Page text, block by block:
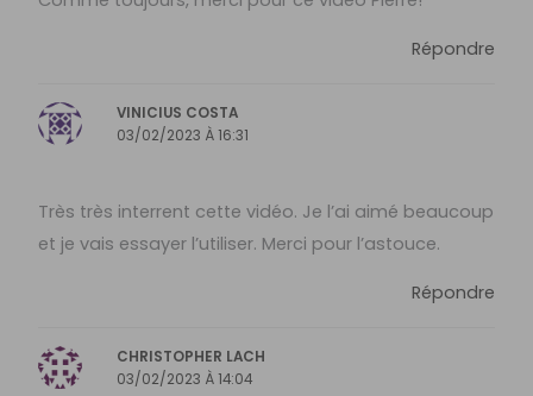
Répondre
VINICIUS COSTA
03/02/2023 À 16:31
Très très interrent cette vidéo. Je l’ai aimé beaucoup
et je vais essayer l’utiliser. Merci pour l’astouce.
Répondre
CHRISTOPHER LACH
03/02/2023 À 14:04